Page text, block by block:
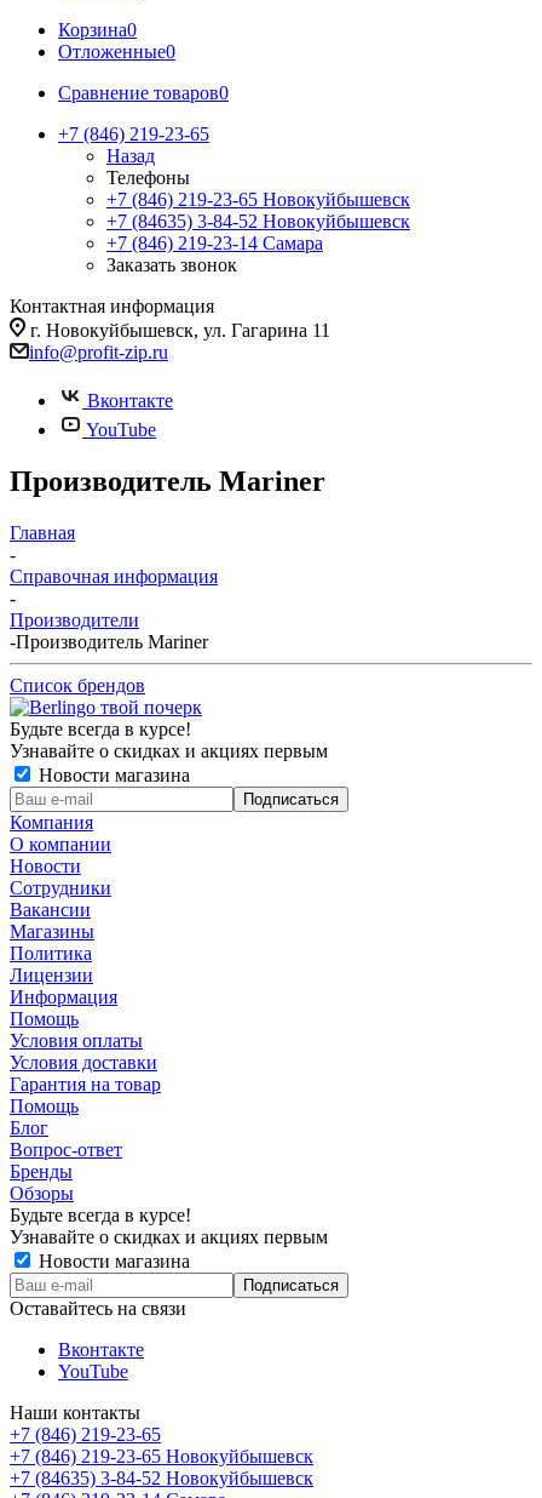
Корзина0
Отложенные0
Сравнение товаров0
+7 (846) 219-23-65
Назад
Телефоны
+7 (846) 219-23-65 Новокуйбышевск
+7 (84635) 3-84-52 Новокуйбышевск
+7 (846) 219-23-14 Самара
Заказать звонок
Контактная информация
г. Новокуйбышевск, ул. Гагарина 11
info@profit-zip.ru
Вконтакте
YouTube
Производитель Mariner
Главная
-
Справочная информация
-
Производители
-Производитель Mariner
Список брендов
Будьте всегда в курсе!
Узнавайте о скидках и акциях первым
Новости магазина
Компания
О компании
Новости
Сотрудники
Вакансии
Магазины
Политика
Лицензии
Информация
Помощь
Условия оплаты
Условия доставки
Гарантия на товар
Помощь
Блог
Вопрос-ответ
Бренды
Обзоры
Будьте всегда в курсе!
Узнавайте о скидках и акциях первым
Новости магазина
Оставайтесь на связи
Вконтакте
YouTube
Наши контакты
+7 (846) 219-23-65
+7 (846) 219-23-65 Новокуйбышевск
+7 (84635) 3-84-52 Новокуйбышевск